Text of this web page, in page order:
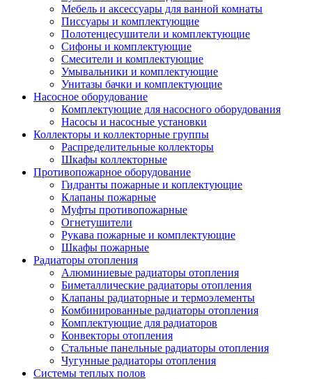
Мебель и аксессуары для ванной комнаты
Писсуары и комплектующие
Полотенцесушители и комплектующие
Сифоны и комплектующие
Смесители и комплектующие
Умывальники и комплектующие
Унитазы бачки и комплектующие
Насосное оборудование
Комплектующие для насосного оборудования
Насосы и насосные установки
Коллекторы и коллекторные группы
Распределительные коллекторы
Шкафы коллекторные
Противопожарное оборудование
Гидранты пожарные и коплектующие
Клапаны пожарные
Муфты противопожарные
Огнетушители
Рукава пожарные и комплектующие
Шкафы пожарные
Радиаторы отопления
Алюминиевые радиаторы отопления
Биметаллические радиаторы отопления
Клапаны радиаторные и термоэлементы
Комбинированные радиаторы отопления
Комплектующие для радиаторов
Конвекторы отопления
Стальные панельные радиаторы отопления
Чугунные радиаторы отопления
Системы теплых полов